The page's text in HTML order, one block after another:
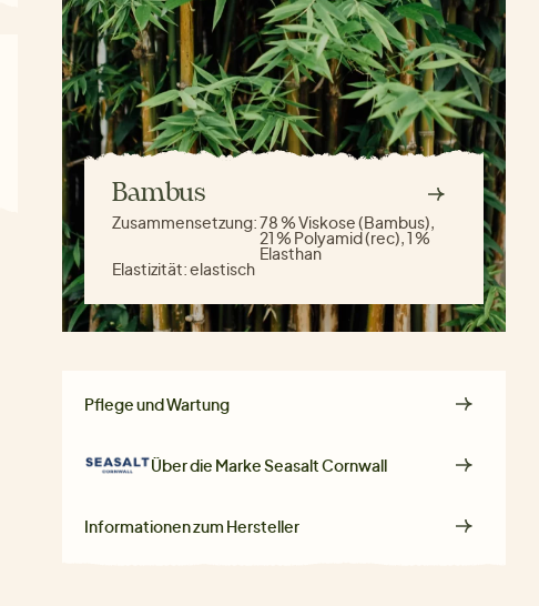
Bambus
Zusammensetzung:78 % Viskose (Bambus),
21 % Polyamid (rec), 1 %
Elasthan
Elastizität:elastisch
Pflege und Wartung
Über die MarkeSeasalt Cornwall
Informationen zum Hersteller